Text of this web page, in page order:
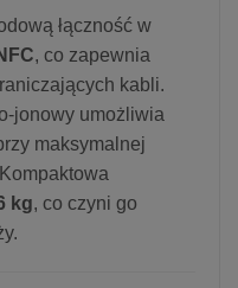
łączność w
, co zapewnia
kabli.
jonowy umożliwia
maksymalnej
kg, co czyni go